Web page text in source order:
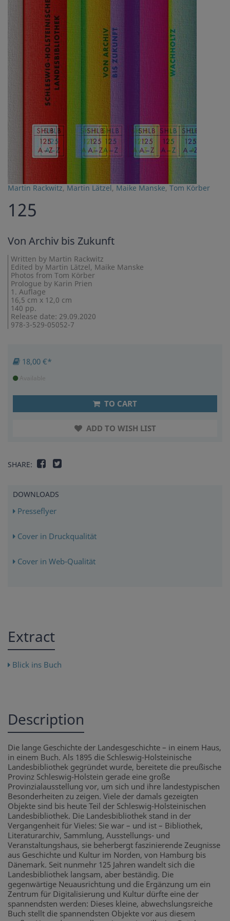
Martin Rackwitz, Martin Lätzel, Maike Manske, Tom Körber
125
Von Archiv bis Zukunft
Written by Martin Rackwitz
Edited by Martin Lätzel, Maike Manske
Photos from Tom Körber
Prologue by Karin Prien
1. Auflage
16,5 cm x 12,0 cm
140 pp.
Release date: 29.09.2020
978-3-529-05052-7
18,00 €*
Available
TO CART
ADD TO WISH LIST
SHARE:
DOWNLOADS
Presseflyer
Cover in Druckqualität
Cover in Web-Qualität
Extract
Blick ins Buch
Description
Die lange Geschichte der Landesgeschichte – in einem Haus,
in einem Buch. Als 1895 die Schleswig-Holsteinische
Landesbibliothek gegründet wurde, bereitete die preußische
Provinz Schleswig-Holstein gerade eine große
Provinzialausstellung vor, um sich und ihre landestypischen
Besonderheiten zu zeigen. Viele der damals gezeigten
Objekte sind bis heute Teil der Schleswig-Holsteinischen
Landesbibliothek. Die Landesbibliothek stand in der
Vergangenheit für Vieles: Sie war – und ist – Bibliothek,
Literaturarchiv, Sammlung, Ausstellungs- und
Veranstaltungshaus, sie beherbergt faszinierende Zeugnisse
aus Geschichte und Kultur im Norden, von Hamburg bis
Dänemark. Seit nunmehr 125 Jahren wandelt sich die
Landesbibliothek langsam, aber beständig. Die
gegenwärtige Neuausrichtung und die Ergänzung um ein
Zentrum für Digitalisierung und Kultur dürfte eine der
spannendsten werden: Dieses kleine, abwechslungsreiche
Buch stellt die spannendsten Objekte vor aus diesem